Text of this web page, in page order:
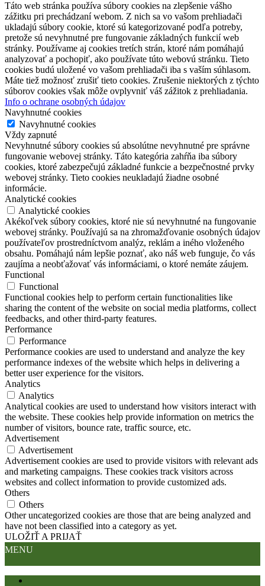
Táto web stránka používa súbory cookies na zlepšenie vášho
zážitku pri prechádzaní webom. Z nich sa vo vašom prehliadači
ukladajú súbory cookie, ktoré sú kategorizované podľa potreby,
pretože sú nevyhnutné pre fungovanie základných funkcií web
stránky. Používame aj cookies tretích strán, ktoré nám pomáhajú
analyzovať a pochopiť, ako používate túto webovú stránku. Tieto
cookies budú uložené vo vašom prehliadači iba s vaším súhlasom.
Máte tiež možnosť zrušiť tieto cookies. Zrušenie niektorých z týchto
súborov cookies však môže ovplyvniť váš zážitok z prehliadania.
Info o ochrane osobných údajov
Navyhnutné cookies
Navyhnutné cookies
Vždy zapnuté
Nevyhnutné súbory cookies sú absolútne nevyhnutné pre správne
fungovanie webovej stránky. Táto kategória zahŕňa iba súbory
cookies, ktoré zabezpečujú základné funkcie a bezpečnostné prvky
webovej stránky. Tieto cookies neukladajú žiadne osobné
informácie.
Analytické cookies
Analytické cookies
Akékoľvek súbory cookies, ktoré nie sú nevyhnutné na fungovanie
webovej stránky. Používajú sa na zhromažďovanie osobných údajov
používateľov prostredníctvom analýz, reklám a iného vloženého
obsahu. Pomáhajú nám lepšie poznať, ako náš web funguje, čo vás
zaujíma a neobťažovať vás informáciami, o ktoré nemáte záujem.
Functional
Functional
Functional cookies help to perform certain functionalities like
sharing the content of the website on social media platforms, collect
feedbacks, and other third-party features.
Performance
Performance
Performance cookies are used to understand and analyze the key
performance indexes of the website which helps in delivering a
better user experience for the visitors.
Analytics
Analytics
Analytical cookies are used to understand how visitors interact with
the website. These cookies help provide information on metrics the
number of visitors, bounce rate, traffic source, etc.
Advertisement
Advertisement
Advertisement cookies are used to provide visitors with relevant ads
and marketing campaigns. These cookies track visitors across
websites and collect information to provide customized ads.
Others
Others
Other uncategorized cookies are those that are being analyzed and
have not been classified into a category as yet.
ULOŽIŤ A PRIJAŤ
MENU